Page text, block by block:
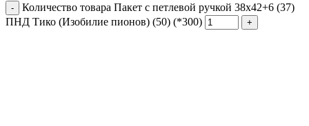
Количество товара Пакет с петлевой ручкой 38x42+6 (37)
ПНД Тико (Изобилие пионов) (50) (*300)